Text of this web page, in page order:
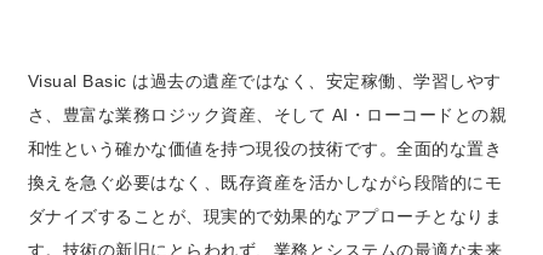
Visual Basic は過去の遺産ではなく、安定稼働、学習しやす
さ、豊富な業務ロジック資産、そして AI・ローコードとの親
和性という確かな価値を持つ現役の技術です。全面的な置き
換えを急ぐ必要はなく、既存資産を活かしながら段階的にモ
ダナイズすることが、現実的で効果的なアプローチとなりま
す。技術の新旧にとらわれず、業務とシステムの最適な未来